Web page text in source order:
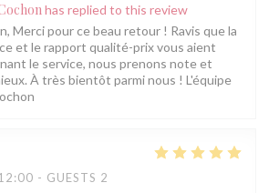
has replied to this review
Merci pour ce beau retour ! Ravis que la
et le rapport qualité-prix vous aient
le service, nous prenons note et
À très bientôt parmi nous ! L'équipe
- GUESTS 2